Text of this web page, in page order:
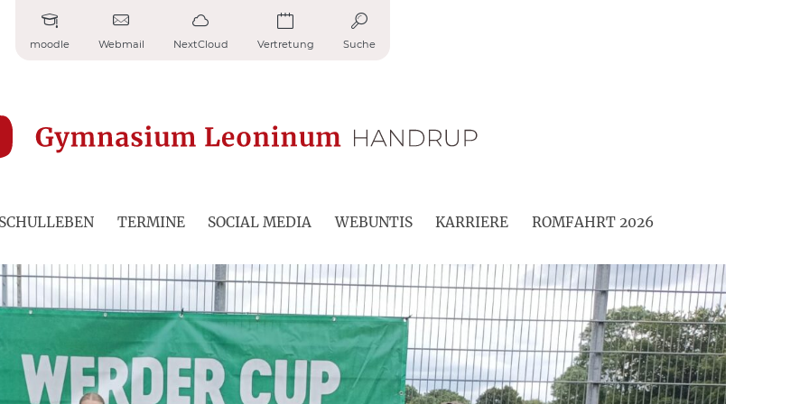
moodle Webmail NextCloud Vertretung Suche
SCHULLEBEN TERMINE SOCIAL MEDIA WEBUNTIS KARRIERE ROMFAHRT 2026